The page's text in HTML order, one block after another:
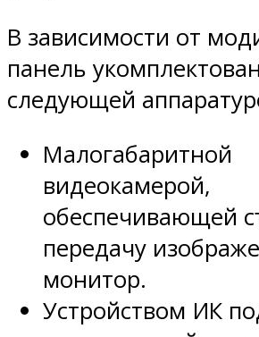
В зависимости от
панель
следующей
Малогабаритной
видеокамерой,
обеспечивающей
передачу
монитор.
Устройством ИК